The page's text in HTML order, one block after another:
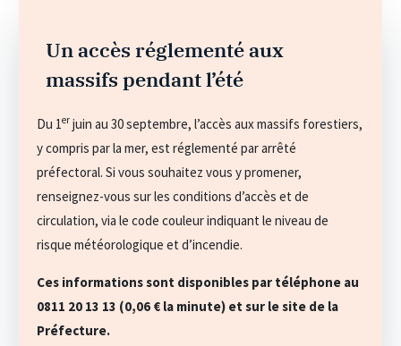
Un accès réglementé aux
massifs pendant l’été
Du 1er juin au 30 septembre, l’accès aux massifs forestiers,
y compris par la mer, est réglementé par arrêté
préfectoral. Si vous souhaitez vous y promener,
renseignez-vous sur les conditions d’accès et de
circulation, via le code couleur indiquant le niveau de
risque météorologique et d’incendie.
Ces informations sont disponibles par téléphone au
0811 20 13 13 (0,06 € la minute) et sur le site de la
Préfecture.